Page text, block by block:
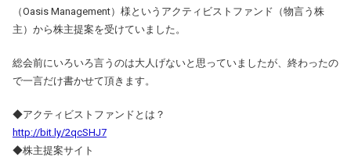
（Oasis Management）様というアクティビストファンド（物言う株
主）から株主提案を受けていました。
総会前にいろいろ言うのは大人げないと思っていましたが、終わったの
で一言だけ書かせて頂きます。
◆アクティビストファンドとは？
http://bit.ly/2qcSHJ7
◆株主提案サイト